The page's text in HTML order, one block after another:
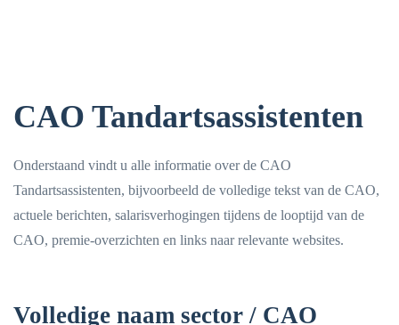
CAO Tandartsassistenten
Onderstaand vindt u alle informatie over de CAO
Tandartsassistenten, bijvoorbeeld de volledige tekst van de CAO,
actuele berichten, salarisverhogingen tijdens de looptijd van de
CAO, premie-overzichten en links naar relevante websites.
Volledige naam sector / CAO